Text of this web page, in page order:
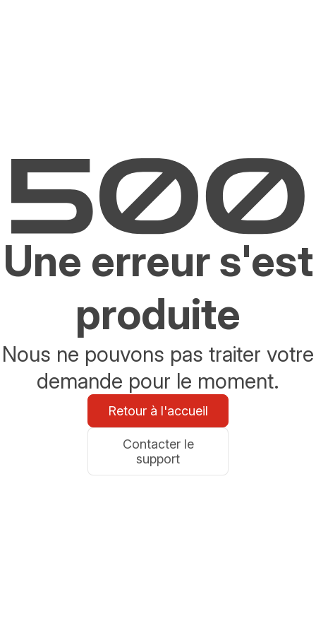
Une erreur s'est
produite
Nous ne pouvons pas traiter votre
demande pour le moment.
Retour à l'accueil
Contacter le
support